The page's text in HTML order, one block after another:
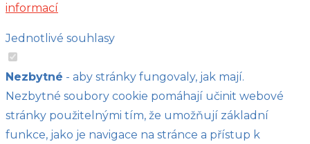
informací
Jednotlivé souhlasy
Nezbytné - aby stránky fungovaly, jak mají.
Nezbytné soubory cookie pomáhají učinit webové
stránky použitelnými tím, že umožňují základní
funkce, jako je navigace na stránce a přístup k